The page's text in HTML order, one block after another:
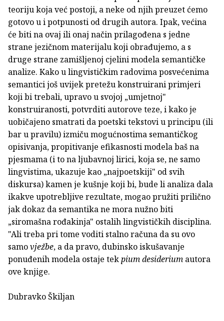
teoriju koja već postoji, a neke od njih preuzet ćemo
gotovo u i potpunosti od drugih autora. Ipak, većina
će biti na ovaj ili onaj način prilagođena s jedne
strane jezičnom materijalu koji obrađujemo, a s
druge strane zamišljenoj cjelini modela semantičke
analize. Kako u lingvističkim radovima posvećenima
semantici još uvijek pretežu konstruirani primjeri
koji bi trebali, upravo u svojoj „umjetnoj"
konstruiranosti, potvrditi autorove teze, i kako je
uobičajeno smatrati da poetski tekstovi u principu (ili
bar u pravilu) izmiču mogućnostima semantičkog
opisivanja, propitivanje efikasnosti modela baš na
pjesmama (i to na ljubavnoj lirici, koja se, ne samo
lingvistima, ukazuje kao „najpoetskiji" od svih
diskursa) kamen je kušnje koji bi, bude li analiza dala
ikakve upotrebljive rezultate, mogao pružiti prilično
jak dokaz da semantika ne mora nužno biti
„siromašna rođakinja" ostalih lingvističkih disciplina.
"Ali treba pri tome voditi stalno računa da su ovo
samovježbe, a da pravo, dubinsko iskušavanje
ponuđenih modela ostaje tekpium desiderium autora
ove knjige.
Dubravko Škiljan